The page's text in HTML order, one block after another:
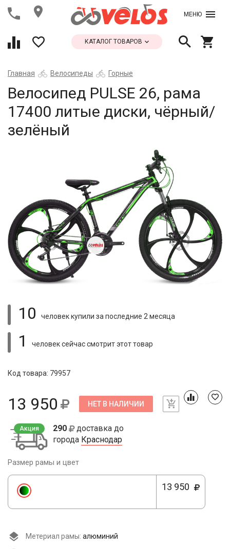
МЕНЮ
КАТАЛОГ ТОВАРОВ
Главная Велосипеды Горные
Велосипед PULSE 26, рама
17400 литые диски, чёрный/
зелёный
10 человек купили за последние 2 месяца
1 человек сейчас смотритэтот товар
Код товара: 79957
13 950 НЕТ В НАЛИЧИИ
Акция 290
доставка до
города Краснодар
Размер рамы и цвет
13 950
Метериал рамы: алюминий